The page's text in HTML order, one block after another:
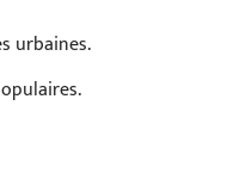
urbaines.